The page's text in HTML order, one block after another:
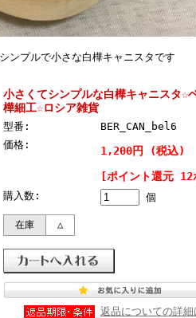
ンプルで小さな白樺キャニスタです
小さくてシンプルな白樺キャニスタ☆
樺細工☆ロシア雑貨
型番:
BER_CAN_bel6
価格:
1,200円 (税込)
[ポイント還元 12
購入数: 個
在庫 △
返品についての詳細